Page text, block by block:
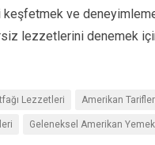
ve
lezzetlerini denemek
Lezzetleri Amerikan
Geleneksel Amerikan